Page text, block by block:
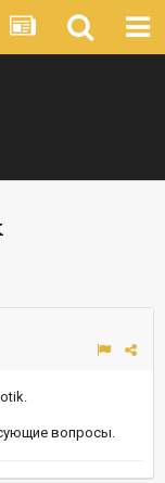
вопросы.